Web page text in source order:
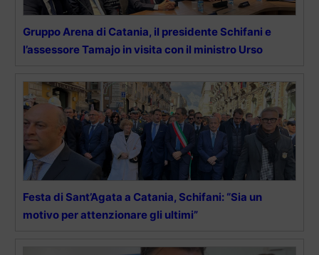
Gruppo Arena di Catania, il presidente Schifani e
l’assessore Tamajo in visita con il ministro Urso
Festa di Sant’Agata a Catania, Schifani: “Sia un
motivo per attenzionare gli ultimi”